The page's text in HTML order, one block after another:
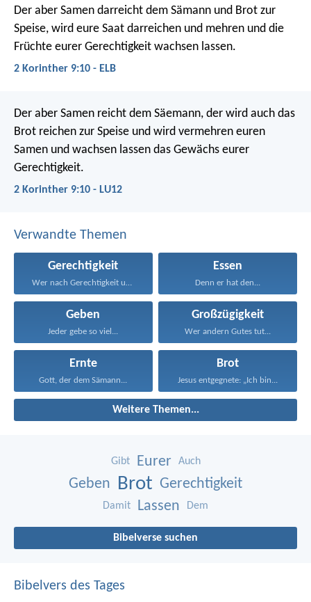
Der aber Samen darreicht dem Sämann und Brot zur
Speise, wird eure Saat darreichen und mehren und die
Früchte eurer Gerechtigkeit wachsen lassen.
2 Korinther 9:10 - ELB
Der aber Samen reicht dem Säemann, der wird auch das
Brot reichen zur Speise und wird vermehren euren
Samen und wachsen lassen das Gewächs eurer
Gerechtigkeit.
2 Korinther 9:10 - LU12
Verwandte Themen
Gerechtigkeit
Wer nach Gerechtigkeit und...
Essen
Denn er hat den...
Geben
Jeder gebe so viel...
Großzügigkeit
Wer andern Gutes tut...
Ernte
Gott, der dem Sämann...
Brot
Jesus entgegnete: „Ich bin...
Weitere Themen...
Gibt Eurer Auch
Geben Brot Gerechtigkeit
Damit Lassen Dem
Bibelverse suchen
Bibelvers des Tages